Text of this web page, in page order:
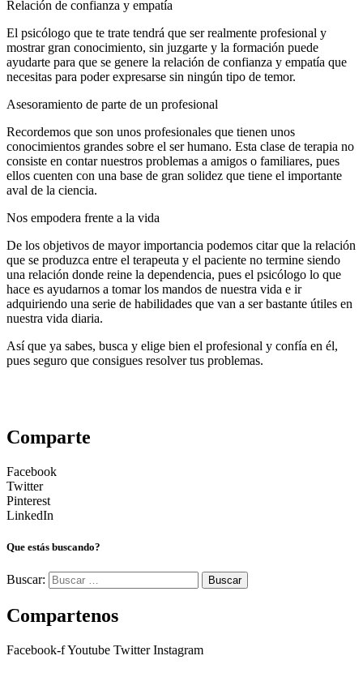
Relación de confianza y empatía
El psicólogo que te trate tendrá que ser realmente profesional y
mostrar gran conocimiento, sin juzgarte y la formación puede
ayudarte para que se genere la relación de confianza y empatía que
necesitas para poder expresarse sin ningún tipo de temor.
Asesoramiento de parte de un profesional
Recordemos que son unos profesionales que tienen unos
conocimientos grandes sobre el ser humano. Esta clase de terapia no
consiste en contar nuestros problemas a amigos o familiares, pues
ellos cuenten con una base de gran solidez que tiene el importante
aval de la ciencia.
Nos empodera frente a la vida
De los objetivos de mayor importancia podemos citar que la relación
que se produzca entre el terapeuta y el paciente no termine siendo
una relación donde reine la dependencia, pues el psicólogo lo que
hace es ayudarnos a tomar los mandos de nuestra vida e ir
adquiriendo una serie de habilidades que van a ser bastante útiles en
nuestra vida diaria.
Así que ya sabes, busca y elige bien el profesional y confía en él,
pues seguro que consigues resolver tus problemas.
Comparte
Facebook
Twitter
Pinterest
LinkedIn
Que estás buscando?
Buscar:
Compartenos
Facebook-fYoutube Twitter Instagram